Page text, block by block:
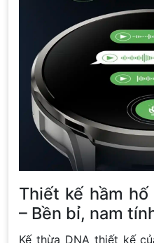
Thiết kế hầm
– Bền bỉ, nam
Kế thừa DNA thiết kế